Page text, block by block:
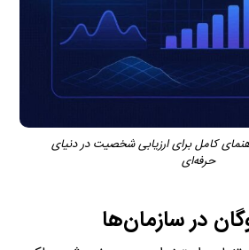
هوگان ۲۰۲۳ راهنمای کامل برای ارزیابی شخصیت در دنیای
حرفه‌ای
در سازمان‌ها